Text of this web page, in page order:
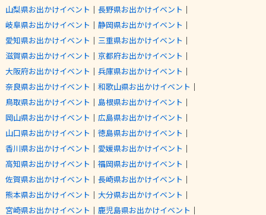
山梨県お出かけイベント ｜ 長野県お出かけイベント ｜
岐阜県お出かけイベント ｜ 静岡県お出かけイベント ｜
愛知県お出かけイベント ｜ 三重県お出かけイベント ｜
滋賀県お出かけイベント ｜ 京都府お出かけイベント ｜
大阪府お出かけイベント ｜ 兵庫県お出かけイベント ｜
奈良県お出かけイベント ｜ 和歌山県お出かけイベント ｜
鳥取県お出かけイベント ｜ 島根県お出かけイベント ｜
岡山県お出かけイベント ｜ 広島県お出かけイベント ｜
山口県お出かけイベント ｜ 徳島県お出かけイベント ｜
香川県お出かけイベント ｜ 愛媛県お出かけイベント ｜
高知県お出かけイベント ｜ 福岡県お出かけイベント ｜
佐賀県お出かけイベント ｜ 長崎県お出かけイベント ｜
熊本県お出かけイベント ｜ 大分県お出かけイベント ｜
宮崎県お出かけイベント ｜ 鹿児島県お出かけイベント ｜